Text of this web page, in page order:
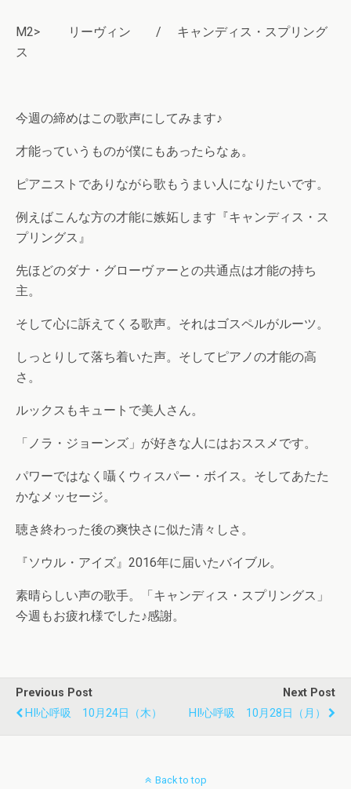
M2> リーヴィン / キャンディス・スプリング
ス
今週の締めはこの歌声にしてみます♪
才能っていうものが僕にもあったらなぁ。
ピアニストでありながら歌もうまい人になりたいです。
例えばこんな方の才能に嫉妬します『キャンディス・ス
プリングス』
先ほどのダナ・グローヴァーとの共通点は才能の持ち
主。
そして心に訴えてくる歌声。それはゴスペルがルーツ。
しっとりして落ち着いた声。そしてピアノの才能の高
さ。
ルックスもキュートで美人さん。
「ノラ・ジョーンズ」が好きな人にはおススメです。
パワーではなく囁くウィスパー・ボイス。そしてあたた
かなメッセージ。
聴き終わった後の爽快さに似た清々しさ。
『ソウル・アイズ』2016年に届いたバイブル。
素晴らしい声の歌手。「キャンディス・スプリングス」
今週もお疲れ様でした♪感謝。
Previous Post
HI!心呼吸 10月24日（木）
Next Post
HI!心呼吸 10月28日（月）
Back to top